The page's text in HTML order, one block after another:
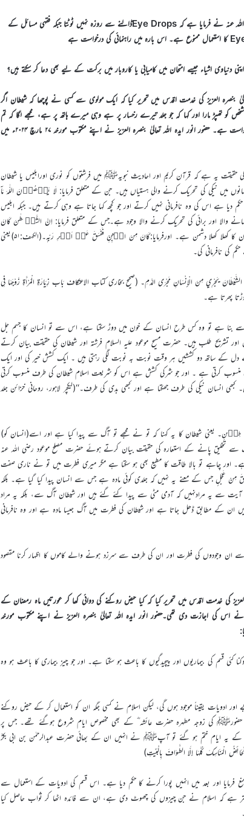
٭… ایک مربی صاحب نے دریافت کیا کہ حضرت مصلح موعود رضی اللہ عنہ نے فرمایا ہے کہ Eye Dropsڈالنے سے روزہ نہیں ٹوٹتا جبکہ فقہی مسائل کے
اشیاء جیسے امتحان میں کامیابی یا کاروبار میں برکت کے لیے بھی دعا کر سکتے ہیں؟
بنصرہ العزیز کی خدمت اقدس میں تحریر کیا کہ ایک مولوی سے کسی نے پوچھا کہ شیطان اگر
تھپڑ مارا اور کہا کہ جو جلد تیرے رخسار پر ہے وہی میرے ہاتھ پر ہے، مجھے لگا کہ تم
میرے تھپڑ سے درد محسوس نہیں کرو گے۔ اس بارہ میں راہنمائی کی درخواست ہے۔ حضور انور ایدہ اللہ تعالیٰ بنصرہ العزیز نے اپنے مکتوب مورخہ ۲۷ مارچ ۲۰۲۴ء میں
یہ ہے کہ قرآن کریم اور احادیث نبویہﷺ میں فرشتوں کو نوری اورابلیس یا شیطان
انسانوں میں نیکی کی تحریک کرنے والی ہستیاں ہیں۔ جن کے متعلق فرمایا: لَا یَعۡصُوۡنَ اللّٰہَ مَاۤ
اللہ نے ان کو جو حکم دیا ہے اس کی وہ نافرمانی نہیں کرتے اور جو کچھ کہا جاتا ہے وہی کرتے ہیں۔ جبکہ ابلیس
والا اور برائی کی تحریک کرنے والا وجود ہے۔جس کے متعلق فرمایا: اِنَّ الشَّیۡطٰنَ کَانَ
لِلۡاِنۡسَانِ عَدُوًّا مُّبِیۡنًا۔(بنی اسرائیل:۵۴) یعنی شیطان بے شک انسان کا کھلا کھلا دشمن ہے۔ اورفرمایا:کَانَ مِنَ الۡجِنِّ فَفَسَقَ عَنۡ اَمۡرِ رَبِّہٖ۔(الکہف:۵۱)یعنی
نافرمانی کی۔
يَجْرِي مِنَ الْإِنْسَانِ مَجْرَى الدَّمِ۔ (صحیح بخاری کتاب الاعتکاف بَاب زِيَارَةِ الْمَرْأَةِ زَوْجَهَا فِي
پھرتا ہے۔
بنا ہے تو وہ کس طرح انسان کے خون میں دوڑ سکتا ہے، اس سے تو انسان کا جسم جل
تشریح طلب ہیں۔ حضرت مسیح موعود علیہ السلام فرشتہ اور شیطان کی حقیقت بیان کرتے
دل کے ساتھ دو کششیں ہر وقت نوبت بہ نوبت لگی رہتی ہیں ۔ ایک کشش خیر کی اور ایک
کرتی ہے ۔ اور جو شرکی کشش ہے اس کو شریعت اسلام شیطان کی طرف منسوب کرتی
انسان نیکی کی طرف جھکتا ہے اور کبھی بدی کی طرف۔‘‘(لیکچر لاہور، روحانی خزائن جلد
وَّخَلَقۡتَہٗ مِنۡ طِیۡنٍ۔ یعنی شیطان کا یہ کہنا کہ تو نے مجھے تو آگ سے پیدا کیا ہے اور اسے(انسان کو)
تخلیق پانے کے استعارہ کی حقیقت بیان کرتے ہوئے حضرت مصلح موعود رضی اللہ عنہ
ہے۔ اور چاہے تو بالا طاقت کا مطیع بھی ہو سکتا ہے مگر میری فطرت میں تو نے ناری صفت
مِنْ عَجَلٍ جس کے معنے یہ نہیں کہ جلدی کوئی مادہ ہے جس سے انسان پیدا کیا گیا ہے۔ بلکہ
سے یہ مرادنہیں کہ آدمی مٹی سے پیدا کئے گئے ہیں اور شیطان آگ سے، بلکہ یہ مراد
ان کے مطابق ڈھل جاتا ہے اور شیطان کی فطرت میں آگ جیسا مادہ ہے اور وہ نافرمانی
سے ان وجودوں کی فطرت اور ان کی طرف سے سرزد ہونے والے کاموں کا اظہار کرنا مقصود
کی خدمت اقدس میں تحریر کیا کہ کیا حیض روکنے کی دوائی کھا کر عورتیں ماہ رمضان کے
اس کی اجازت دی تھی۔حضور انور ایدہ اللہ تعالیٰ بنصرہ العزیز نے اپنے مکتوب مورخہ
قسم کی بیماریوں اور پیچیدگیوں کا باعث ہو سکتا ہے۔ اور جو چیز بیماری کا باعث ہو وہ
ادویات یقیناً موجود ہوں گی، لیکن اسلام نے کسی جگہ ان کو استعمال کر کے حیض روکنے
حضورﷺ کی زوجہ مطہرہ حضرت عائشہ ؓ کے بھی مخصوص ایام شروع ہوگئے تھے۔ جس پر
ایام ختم ہو گئے تو آپﷺ نے انہیں ان کے بھائی حضرت عبدالرحمٰن بن ابی بکرؓ
الْمَنَاسِكَ كُلَّهَا إِلَّا الطَّوَافَ بِالْبَيْتِ)
اور بعد میں انہیں پورا کرنے کا حکم دیا ہے۔ اس قسم کی ادویات کے استعمال سے
ہے کہ اسلام نے جن چیزوں کی چھوٹ دی ہے، ان سے فائدہ اٹھا کر ثواب حاصل کیا